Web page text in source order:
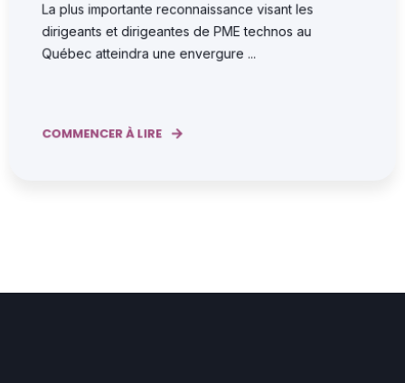
La plus importante reconnaissance visant les
dirigeants et dirigeantes de PME technos au
Québec atteindra une envergure ...
COMMENCER À LIRE